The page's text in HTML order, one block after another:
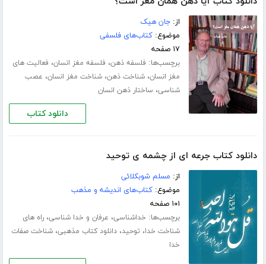
از:جان هیک
موضوع:کتاب‌های فلسفی
۱۷ صفحه
برچسب‌ها: فلسفه ذهن، فلسفه مغز انسان، فعالیت های
مغز انسان،شناخت ذهن،شناخت مغز انسان، عصب
شناسی، ساختار ذهن انسان
دانلود کتاب
دانلود کتاب جرعه ای از چشمه ی توحید
از: مسلم شوبکلائی
موضوع:کتاب‌های اندیشه و مذهب
۱۰۱ صفحه
برچسب‌ها: خداشناسی، عرفان و خدا شناسی،راه های
شناخت خدا، توحید،دانلود کتاب مذهبی،شناخت صفات
خدا